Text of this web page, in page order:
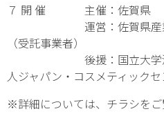
７ 開 催 主催：佐賀県
運営：佐賀県産業イ
（受託事業者）
後援：国立大学法人
人ジャパン・コスメティック
※詳細については、チラシをご